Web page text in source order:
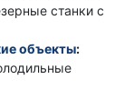
станки с
объекты: